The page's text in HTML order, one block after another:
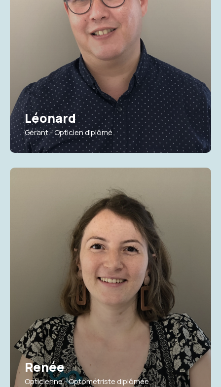
Léonard
Gérant - Opticien diplômé
Renée
Opticienne - Optométriste diplômée